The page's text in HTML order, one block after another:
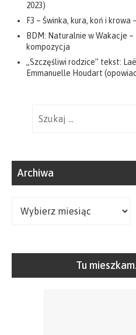
2023)
F3 – Świnka, kura, koń i
BDM: Naturalnie w Wakacje
kompozycja
„Szczęśliwi rodzice” tekst:
Emmanuelle Houdart
Archiwa
Tu